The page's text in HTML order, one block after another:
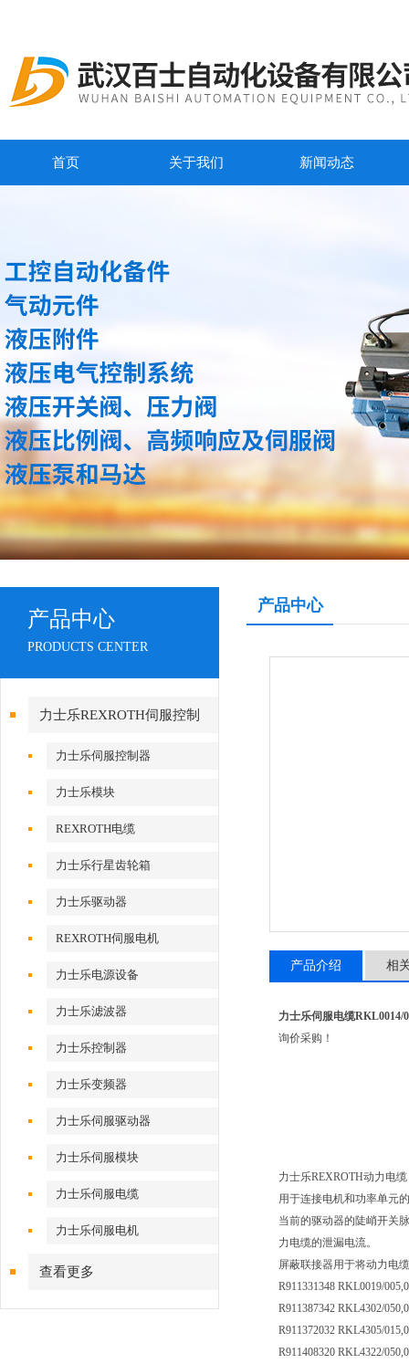
首页 关于我们 新闻动态
产品中心
PRODUCTS CENTER
力士乐REXROTH伺服控制
力士乐伺服控制器
力士乐模块
REXROTH电缆
力士乐行星齿轮箱
力士乐驱动器
REXROTH伺服电机
力士乐电源设备
力士乐滤波器
力士乐控制器
力士乐变频器
力士乐伺服驱动器
力士乐伺服模块
力士乐伺服电缆
力士乐伺服电机
查看更多
产品中心
产品介绍 相
力士乐伺服电缆RKL0014/
询价采购！
力士乐REXROTH动力电缆
用于连接电机和功率单元
当前的驱动器的陡峭开关
力电缆的泄漏电流。
屏蔽联接器用于将动力电
R911331348 RKL0019/
R911387342 RKL4302/
R911372032 RKL4305/
R911408320 RKL4322/